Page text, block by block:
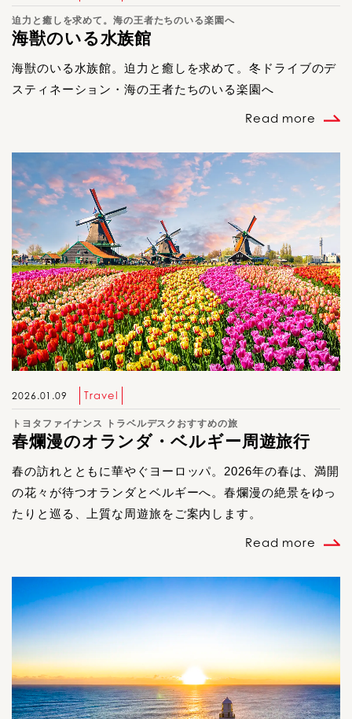
迫力と癒しを求めて。海の王者たちのいる楽園へ
海獣のいる水族館
海獣のいる水族館。迫力と癒しを求めて。冬ドライブのデ
スティネーション・海の王者たちのいる楽園へ
Read more
2026.01.09 Travel
トヨタファイナンス トラベルデスクおすすめの旅
春爛漫のオランダ・ベルギー周遊旅行
春の訪れとともに華やぐヨーロッパ。2026年の春は、満開
の花々が待つオランダとベルギーへ。春爛漫の絶景をゆっ
たりと巡る、上質な周遊旅をご案内します。
Read more